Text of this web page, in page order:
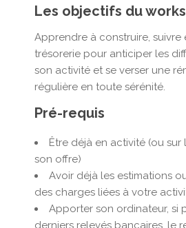
Les objectifs du
Apprendre à construire, suivre
trésorerie pour anticiper les
son activité et se verser une
régulière en toute sérénité.
Pré-requis
Être déjà en activité (ou
son offre)
Avoir déjà les estimations
des charges liées à votre
Apporter son ordinateur, si
derniers relevés bancaires, le